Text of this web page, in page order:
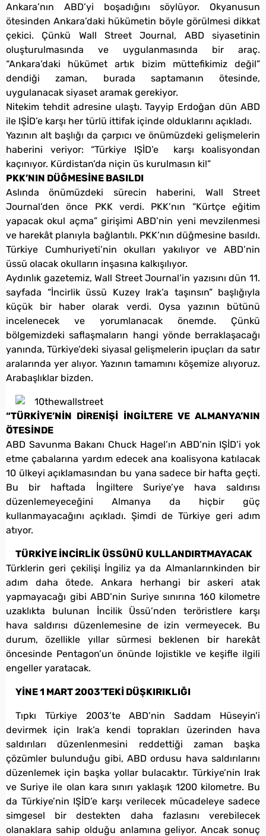
Ankara’nın ABD’yi boşadığını söylüyor. Okyanusun
ötesinden Ankara’daki hükümetin böyle görülmesi dikkat
çekici. Çünkü Wall Street Journal, ABD siyasetinin
oluşturulmasında ve uygulanmasında bir araç.
“Ankara’daki hükümet artık bizim müttefikimiz değil”
dendiği zaman, burada saptamanın ötesinde,
uygulanacak siyaset aramak gerekiyor.
Nitekim tehdit adresine ulaştı. Tayyip Erdoğan dün ABD
ile IŞİD’e karşı her türlü ittifak içinde olduklarını açıkladı.
Yazının alt başlığı da çarpıcı ve önümüzdeki gelişmelerin
haberini veriyor: “Türkiye IŞİD’e karşı koalisyondan
kaçınıyor. Kürdistan’da niçin üs kurulmasın ki!”
PKK’NIN DÜĞMESİNE BASILDI
Aslında önümüzdeki sürecin haberini, Wall Street
Journal’den önce PKK verdi. PKK’nın “Kürtçe eğitim
yapacak okul açma” girişimi ABD’nin yeni mevzilenmesi
ve harekât planıyla bağlantılı. PKK’nın düğmesine basıldı.
Türkiye Cumhuriyeti’nin okulları yakılıyor ve ABD’nin
üssü olacak okulların inşasına kalkışılıyor.
Aydınlık gazetemiz, Wall Street Journal’in yazısını dün 11.
sayfada “İncirlik üssü Kuzey Irak’a taşınsın” başlığıyla
küçük bir haber olarak verdi. Oysa yazının bütünü
incelenecek ve yorumlanacak önemde. Çünkü
bölgemizdeki saflaşmaların hangi yönde berraklaşacağı
yanında, Türkiye’deki siyasal gelişmelerin ipuçları da satır
aralarında yer alıyor. Yazının tamamını köşemize alıyoruz.
Arabaşlıklar bizden.
“TÜRKİYE’NİN DİRENİŞİ İNGİLTERE VE ALMANYA’NIN
ÖTESİNDE
ABD Savunma Bakanı Chuck Hagel’ın ABD’nin IŞİD’i yok
etme çabalarına yardım edecek ana koalisyona katılacak
10 ülkeyi açıklamasından bu yana sadece bir hafta geçti.
Bu bir haftada İngiltere Suriye’ye hava saldırısı
düzenlemeyeceğini Almanya da hiçbir güç
kullanmayacağını açıkladı. Şimdi de Türkiye geri adım
atıyor.
TÜRKİYE İNCİRLİK ÜSSÜNÜ KULLANDIRTMAYACAK
Türklerin geri çekilişi İngiliz ya da Almanlarınkinden bir
adım daha ötede. Ankara herhangi bir askeri atak
yapmayacağı gibi ABD’nin Suriye sınırına 160 kilometre
uzaklıkta bulunan İncilik Üssü’nden teröristlere karşı
hava saldırısı düzenlemesine de izin vermeyecek. Bu
durum, özellikle yıllar sürmesi beklenen bir harekât
öncesinde Pentagon’un önünde lojistikle ve keşifle ilgili
engeller yaratacak.
YİNE 1 MART 2003’TEKİ DÜŞKIRIKLIĞI
Tıpkı Türkiye 2003’te ABD’nin Saddam Hüseyin’i
devirmek için Irak’a kendi toprakları üzerinden hava
saldırıları düzenlenmesini reddettiği zaman başka
çözümler bulunduğu gibi, ABD ordusu hava saldırılarını
düzenlemek için başka yollar bulacaktır. Türkiye’nin Irak
ve Suriye ile olan kara sınırı yaklaşık 1200 kilometre. Bu
da Türkiye’nin IŞİD’e karşı verilecek mücadeleye sadece
simgesel bir destekten daha fazlasını verebilecek
olanaklara sahip olduğu anlamına geliyor. Ancak sonuç